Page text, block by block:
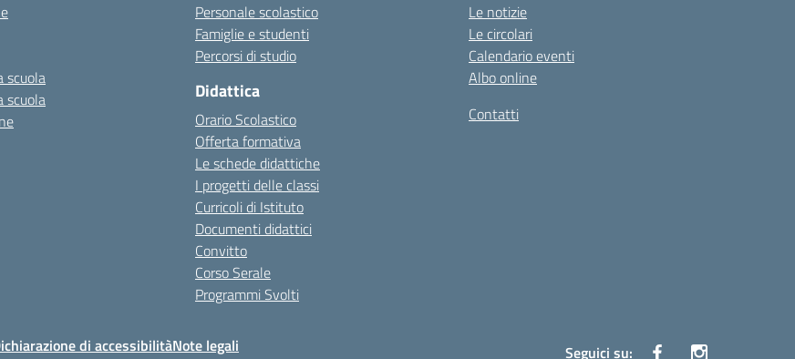
scuola
scuola
Personale scolastico
Famiglie e studenti
Percorsi di studio
Didattica
Orario Scolastico
Offerta formativa
Le schede didattiche
I progetti delle classi
Curricoli di Istituto
Documenti didattici
Convitto
Corso Serale
Programmi Svolti
Le notizie
Le circolari
Calendario eventi
Albo online
Contatti
di accessibilitàNote legali Seguici su: